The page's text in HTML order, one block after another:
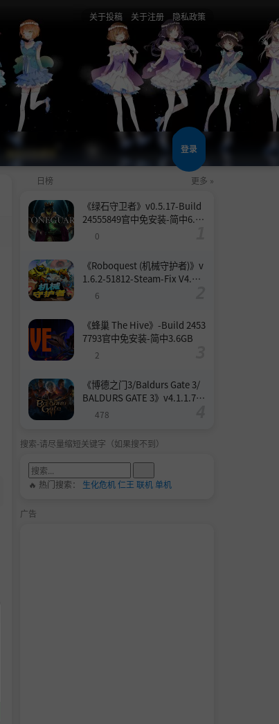
关于投稿 关于注册 隐私政策
登录
日榜 更多 »
《绿石守卫者》v0.5.17-Build
24555849官中免安装-简中6.6
0
《Roboquest (机械守护者)》v
1.6.2-51812-Steam-Fix V4.联
机版官中简体
6
《蜂巢 The Hive》-Build 2453
7793官中免安装-简中3.6GB
2
《博德之门3/Baldurs Gate 3/
BALDURS GATE 3》v4.1.1.739
8727-Build 24532579官中免安
478
搜索-请尽量缩短关键字（如果搜不到）
🔥 热门搜索： 生化危机仁王 联机单机
广告